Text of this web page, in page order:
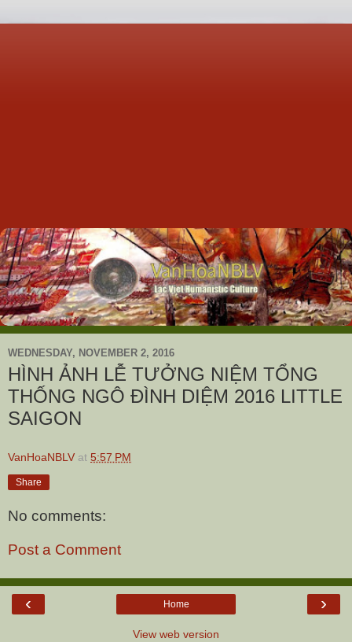
WEDNESDAY, NOVEMBER 2, 2016
HÌNH ẢNH LỄ TƯỞNG NIỆM TỔNG
THỐNG NGÔ ĐÌNH DIỆM 2016 LITTLE
SAIGON
VanHoaNBLV at 5:57 PM
Share
No comments:
Post a Comment
‹ ›
Home
View web version